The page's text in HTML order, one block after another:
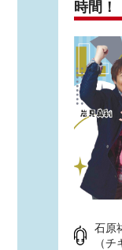
時間！
石原
（